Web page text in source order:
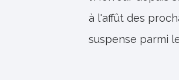
à l'affût des
suspense parmi